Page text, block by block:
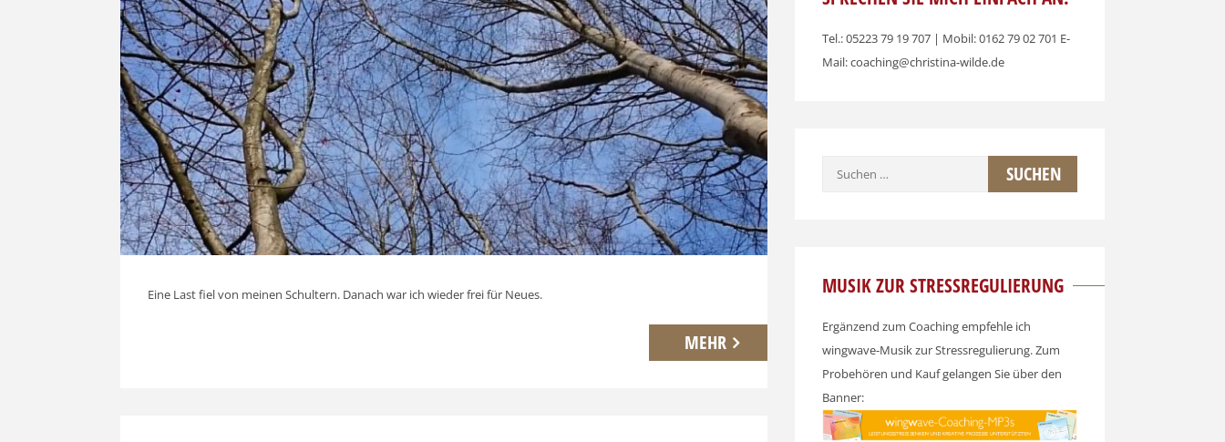
Eine Last fiel von meinen Schultern. Danach war ich wieder frei für Neues.
MEHR
Tel.: 05223 79 19 707 | Mobil: 0162 79 02 701 E-
Mail: coaching@christina-wilde.de
Suchen
MUSIK ZUR STRESSREGULIERUNG
Ergänzend zum Coaching empfehle ich
wingwave-Musik zur Stressregulierung. Zum
Probehören und Kauf gelangen Sie über den
Banner: